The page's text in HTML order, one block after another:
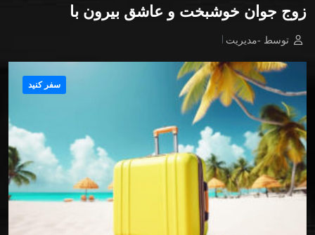
زوج جوان خوشبخت و عاشق بیرون با
توسط -مدیریت
سفر کنید